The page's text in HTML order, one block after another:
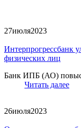
27июля2023
Интерпрогрессбанк
физических лиц
Банк ИПБ (АО)
Читать далее
26июля2023